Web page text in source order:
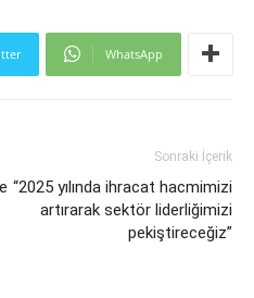
WhatsApp
Sonraki İçerik
“2025 yılında ihracat hacmimizi
artırarak sektör liderliğimizi
pekiştireceğiz”